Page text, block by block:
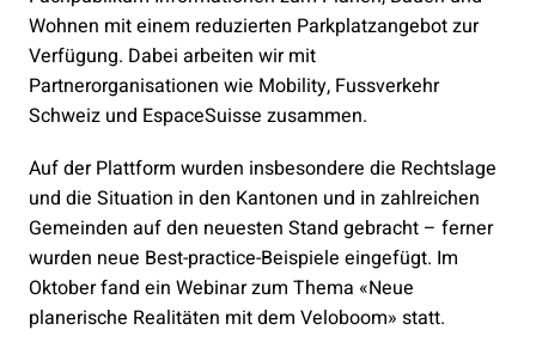
Wohnen mit einem reduzierten Parkplatzangebot zur
Verfügung. Dabei arbeiten wir mit
Partnerorganisationen wie Mobility, Fussverkehr
Schweiz und EspaceSuisse zusammen.
Auf der Plattform wurden insbesondere die Rechtslage
und die Situation in den Kantonen und in zahlreichen
Gemeinden auf den neuesten Stand gebracht – ferner
wurden neue Best-practice-Beispiele eingefügt. Im
Oktober fand ein Webinar zum Thema «Neue
planerische Realitäten mit dem Veloboom» statt.